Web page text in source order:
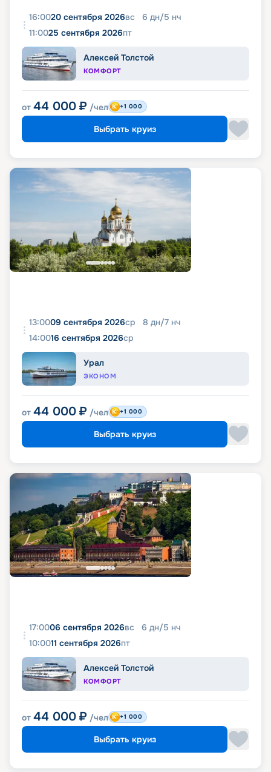
16:0020 сентября 2026вс 6 дн/5 нч
11:0025 сентября 2026пт
Алексей Толстой
КОМФОРТ
от 44 000 ₽ /чел +1 000
Выбрать круиз
13:0009 сентября 2026ср 8 дн/7 нч
14:0016 сентября 2026ср
Урал
ЭКОНОМ
от 44 000 ₽ /чел +1 000
Выбрать круиз
17:0006 сентября 2026вс 6 дн/5 нч
10:0011 сентября 2026пт
Алексей Толстой
КОМФОРТ
от 44 000 ₽ /чел +1 000
Выбрать круиз